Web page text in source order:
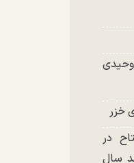
خزر
در
سال